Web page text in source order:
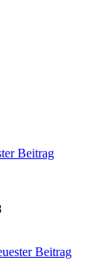
Beitrag
Beitrag